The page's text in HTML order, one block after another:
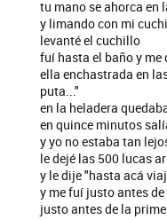
tu mano se ahorca en
y limando con mi
levanté el cuchillo
fuí hasta el baño y me
ella enchastrada en
puta..."
en la heladera
en quince minutos
y yo no estaba tan
le dejé las 500 lucas
y le dije "hasta acá
y me fuí justo antes
justo antes de la